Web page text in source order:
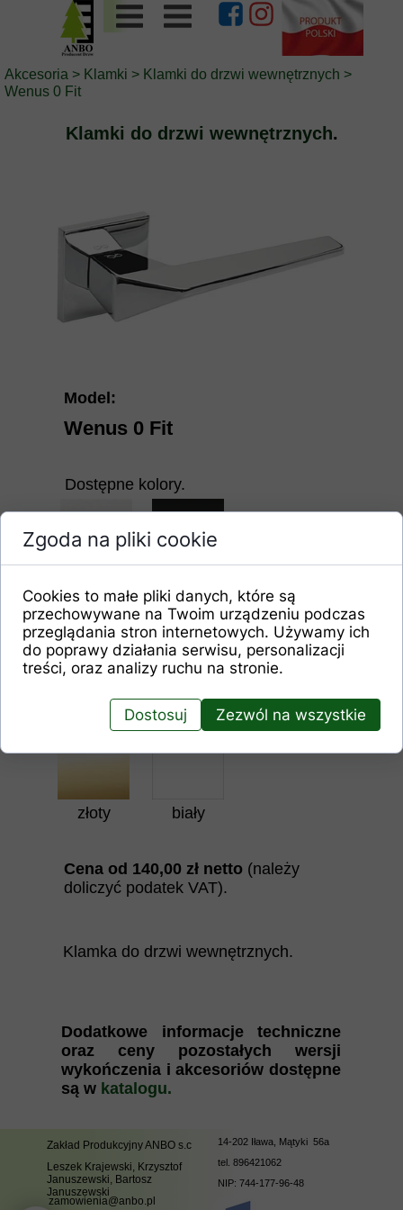
Akcesoria > Klamki > Klamki do drzwi wewnętrznych >
Wenus 0 Fit
biały
złoty
czarny
chrom
Dostępne kolory.
Klamka do drzwi wewnętrznych.
Cena od 140,00 zł netto (należy
doliczyć podatek VAT).
Wenus 0 Fit
Model:
Dodatkowe informacje techniczne
oraz ceny pozostałych wersji
wykończenia i akcesoriów dostępne
są w katalogu.
Klamki do drzwi wewnętrznych.
14-202 Iława, Mątyki 56a
tel. 896421062
NIP: 744-177-96-48
Zakład Produkcyjny ANBO s.c
Leszek Krajewski, Krzysztof
Januszewski, Bartosz
Januszewski
zamowienia@anbo.pl
Zgoda na pliki cookie
Cookies to małe pliki danych, które są
przechowywane na Twoim urządzeniu podczas
przeglądania stron internetowych. Używamy ich
do poprawy działania serwisu, personalizacji
treści, oraz analizy ruchu na stronie.
Dostosuj Zezwól na wszystkie